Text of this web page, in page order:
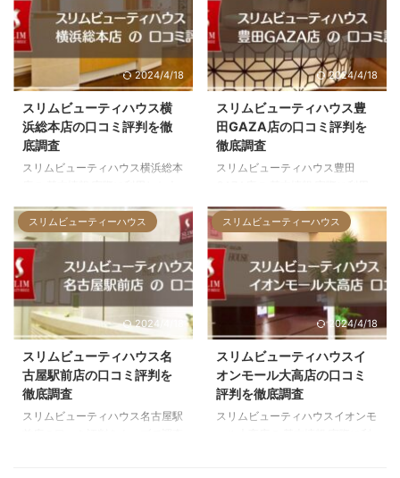
ページを読むと、どんなお店なの
か確認してから体験の申し込みが
できますよ。 奈良店の基本情報
店内写真全4枚（右にスクロール
できます） 総合評価 口コミ評価
★4.5 住所奈良県奈良市角振町26
イセヤビル 3F アクセス近鉄線 近
鉄奈良駅から徒歩3分 営業時間平
日：11:00～20:30（受付終了
18:00）土：10:00～20:00（受
す。このページを読むと、どんな
お店なのか確認してから体験の申
し込みができますよ。 千葉総本
店の基本情報 店内写真全4枚（右
にスクロールできます） 総合評
価 口コミ評価★4.7 住所千葉県千
葉市中央区富士見2-8-14 エキニ
ア千葉 3F アクセスJR線 千葉駅
から6分 営業時間平日：10:00～
21:30（受付終了 19:00）土：
2024/4/18
スリムビューティハウス横
浜総本店の口コミ評判を徹
底調査
スリムビューティハウス横浜総本
の口コミ 横浜市西区にある他の
大手エステとの口コミ評価の比較
お店への行き方 をお伝えしま
す。このページを読むと、どんな
お店なのか確認してから体験の申
し込みができますよ。 横浜総本
店の基本情報 店内写真全4枚（右
にスクロールできます） 総合評
県横浜市西区北幸1-4-1 天理ビル
3F アクセスJR線 横浜駅から徒歩
5分 営業時間平日：10:00～
21:30（受付終了 19:00）土：
2024/4/18
スリムビューティハウス豊
田GAZA店の口コミ評判を
徹底調査
スリムビューティハウス豊田
した人の口コミ 豊田市にある他
の大手エステとの口コミ評価の比
較 お店への行き方 をお伝えしま
す。このページを読むと、どんな
お店なのか確認してから体験の申
し込みができますよ。 豊田GAZA
店の基本情報 店内写真全4枚（右
にスクロールできます） 総合評
田市喜多町1-140 GAZA 3F アク
セス名鉄三河線 豊田市駅から徒
歩1分 営業時間平日 11:00～
22:00（受付終了 19:00）土曜：
スリムビューティーハウス
2024/4/18
スリムビューティハウス名
古屋駅前店の口コミ評判を
徹底調査
スリムビューティハウス名古屋駅
スリムビューティーハウス
2024/4/18
スリムビューティハウスイ
オンモール大高店の口コミ
評判を徹底調査
スリムビューティハウスイオンモ